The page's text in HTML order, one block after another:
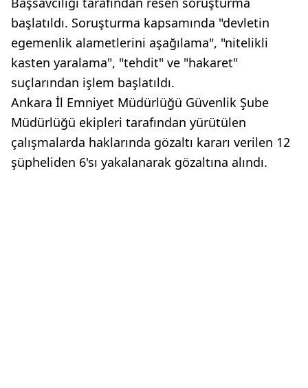
başlatıldı. Soruşturma kapsamında "devletin
egemenlik alametlerini aşağılama", "nitelikli
kasten yaralama", "tehdit" ve "hakaret"
suçlarından işlem başlatıldı.
Ankara İl Emniyet Müdürlüğü Güvenlik Şube
Müdürlüğü ekipleri tarafından yürütülen
çalışmalarda haklarında gözaltı kararı verilen 12
şüpheliden 6'sı yakalanarak gözaltına alındı.